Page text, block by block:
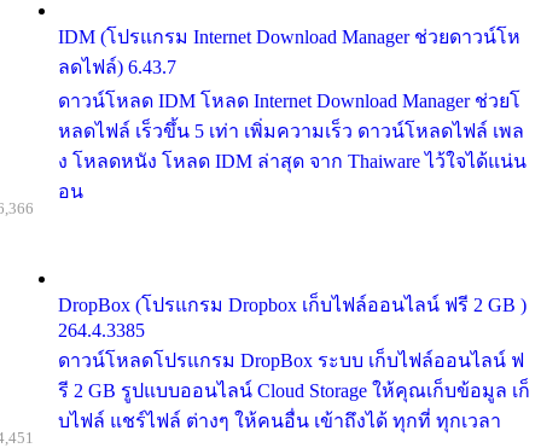
IDM (โปรแกรม Internet Download Manager ช่วยดาวน์โห
ลดไฟล์) 6.43.7
ดาวน์โหลด IDM โหลด Internet Download Manager ช่วยโ
หลดไฟล์ เร็วขึ้น 5 เท่า เพิ่มความเร็ว ดาวน์โหลดไฟล์ เพล
ง โหลดหนัง โหลด IDM ล่าสุด จาก Thaiware ไว้ใจได้แน่น
อน
DropBox (โปรแกรม Dropbox เก็บไฟล์ออนไลน์ ฟรี 2 GB )
264.4.3385
ดาวน์โหลดโปรแกรม DropBox ระบบ เก็บไฟล์ออนไลน์ ฟ
รี 2 GB รูปแบบออนไลน์ Cloud Storage ให้คุณเก็บข้อมูล เก็
บไฟล์ แชร์ไฟล์ ต่างๆ ให้คนอื่น เข้าถึงได้ ทุกที่ ทุกเวลา